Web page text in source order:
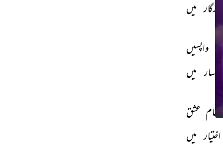
میں
واپسیں
میں
نام عشق
اختیار میں